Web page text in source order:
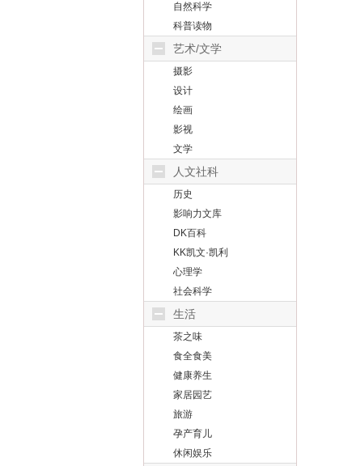
自然科学
科普读物
艺术/文学
摄影
设计
绘画
影视
文学
人文社科
历史
影响力文库
DK百科
KK凯文·凯利
心理学
社会科学
生活
茶之味
食全食美
健康养生
家居园艺
旅游
孕产育儿
休闲娱乐